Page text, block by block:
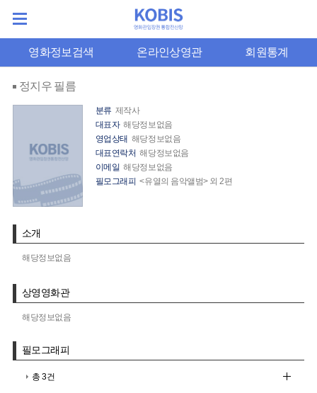
영화정보검색 온라인상영관 회원통계
정지우 필름
분류 제작사
대표자 해당정보없음
영업상태 해당정보없음
대표연락처 해당정보없음
이메일 해당정보없음
필모그래피 <유열의 음악앨범> 외 2편
소개
해당정보없음
상영영화관
해당정보없음
필모그래피
총 3건